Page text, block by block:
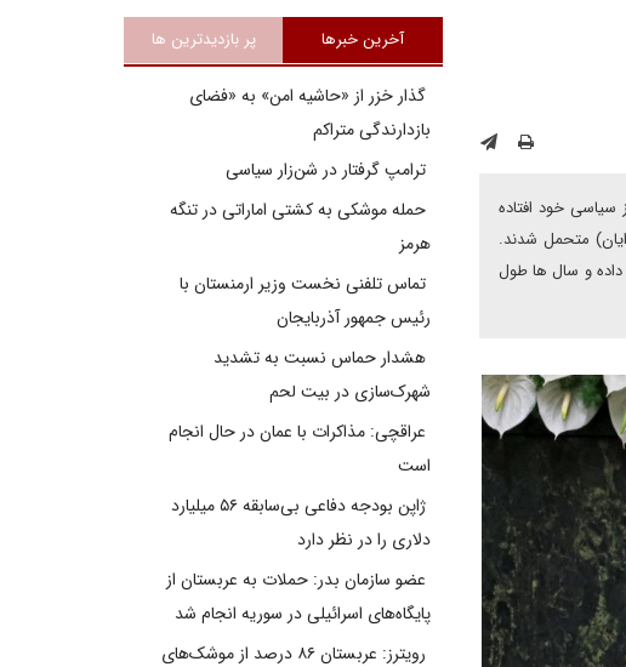
سیاسی خود افتاده
متحمل شدند.
و سال ها طول
آخرین خبرها پر بازدیدترین ها
گذار خزر از «حاشیه امن» به «فضای
بازدارندگی متراکم
ترامپ گرفتار در شن‌زار سیاسی
حمله موشکی به کشتی اماراتی در تنگه
هرمز
تماس تلفنی نخست وزیر ارمنستان با
رئیس جمهور آذربایجان
هشدار حماس نسبت به تشدید
شهرک‌سازی در بیت‌ لحم
عراقچی: مذاکرات با عمان در حال انجام
است
ژاپن بودجه دفاعی بی‌سابقه ۵۶ میلیارد
دلاری را در نظر دارد
عضو سازمان بدر: حملات به عربستان از
پایگاه‌های اسرائیلی در سوریه انجام شد
رویترز: عربستان ۸۶ درصد از موشک‌های